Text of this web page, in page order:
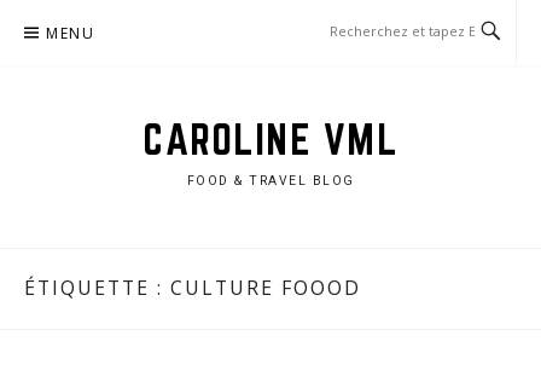
MENU
CAROLINE VML
FOOD & TRAVEL BLOG
ÉTIQUETTE : CULTURE FOOOD